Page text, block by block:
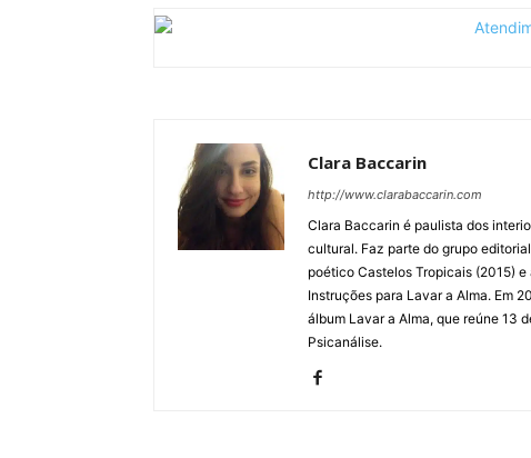
Clara Baccarin
http://www.clarabaccarin.com
Clara Baccarin é paulista dos
cultural. Faz parte do grupo
poético Castelos Tropicais (2015)
Instruções para Lavar a Alma. Em
álbum Lavar a Alma, que reúne 13
Psicanálise.